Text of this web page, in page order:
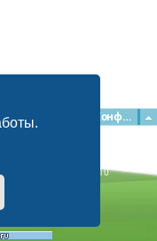
Конфиденциальность
Наша команда
GZIP: Off |
Queries: 10